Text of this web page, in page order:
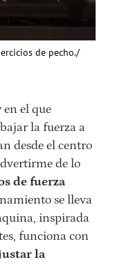
de pecho./
en el que
la fuerza a
desde el centro
de lo
de fuerza
se lleva
inspirada
funciona con
la